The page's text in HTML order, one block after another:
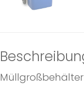
Müllgroßbehälter